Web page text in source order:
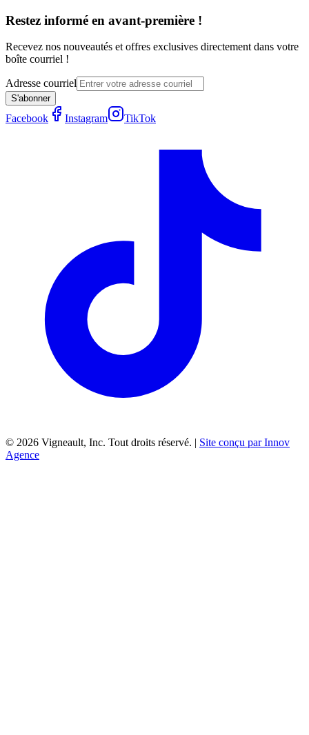
Restez informé en avant-première !
Recevez nos nouveautés et offres exclusives directement dans votre
boîte courriel !
Adresse courriel
S'abonner
Facebook Instagram TikTok
© 2026 Vigneault, Inc. Tout droits réservé. | Site conçu par Innov
Agence